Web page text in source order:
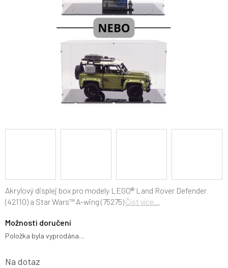
Na dotaz
Možnosti doručení
Položka byla vyprodána…
Akrylový displej box pro modely LEGO® Land Rover Defender
(42110) a Star Wars™ A-wing (75275)Číst více...